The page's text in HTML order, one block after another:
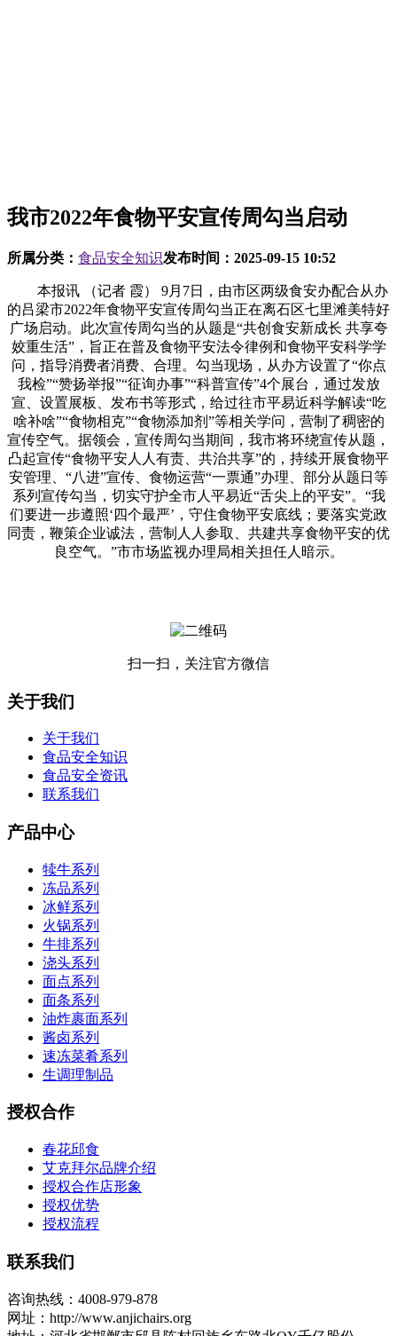
我市2022年食物平安宣传周勾当启动
所属分类： 食品安全知识发布时间： 2025-09-15 10:52
本报讯 （记者 霞） 9月7日，由市区两级食安办配合从办
的吕梁市2022年食物平安宣传周勾当正在离石区七里滩美特好
广场启动。此次宣传周勾当的从题是“共创食安新成长 共享夸
姣重生活”，旨正在普及食物平安法令律例和食物平安科学学
问，指导消费者消费、合理。勾当现场，从办方设置了“你点
我检”“赞扬举报”“征询办事”“科普宣传”4个展台，通过发放
宣、设置展板、发布书等形式，给过往市平易近科学解读“吃
啥补啥”“食物相克”“食物添加剂”等相关学问，营制了稠密的
宣传空气。据领会，宣传周勾当期间，我市将环绕宣传从题，
凸起宣传“食物平安人人有责、共治共享”的，持续开展食物平
安管理、“八进”宣传、食物运营“一票通”办理、部分从题日等
系列宣传勾当，切实守护全市人平易近“舌尖上的平安”。“我
们要进一步遵照‘四个最严’，守住食物平安底线；要落实党政
同责，鞭策企业诚法，营制人人参取、共建共享食物平安的优
良空气。”市市场监视办理局相关担任人暗示。
扫一扫，关注官方微信
关于我们
关于我们
食品安全知识
食品安全资讯
联系我们
产品中心
犊牛系列
冻品系列
冰鲜系列
火锅系列
牛排系列
浇头系列
面点系列
面条系列
油炸裹面系列
酱卤系列
速冻菜肴系列
生调理制品
授权合作
春花邱食
艾克拜尔品牌介绍
授权合作店形象
授权优势
授权流程
联系我们
咨询热线：4008-979-878
网址：http://www.anjichairs.org